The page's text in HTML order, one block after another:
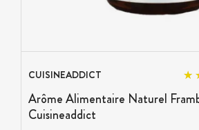
CUISINEADDICT
Arôme Alimentaire Naturel
Cuisineaddict